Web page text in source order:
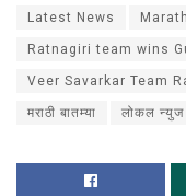
Latest News
Ratnagiri team wins
Veer Savarkar Team
मराठी बातम्या लोकल न्युज